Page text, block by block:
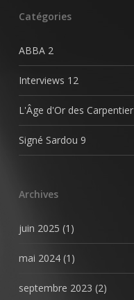
Catégories
ABBA 2
Interviews 12
L'Âge d'Or des Carpentier
Signé Sardou 9
Archives
juin 2025 (1)
mai 2024(1)
septembre 2023 (2)